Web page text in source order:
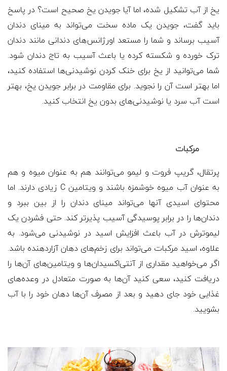
یخ از آب تشکیل شده، اما آیا جویدن یخ صحیح است؟ در پاسخ
باید گفت، جویدن یک ماده سخت می‌تواند به مینای دندان
آسیب برساند و شما را مستعد اورژانس‌های دندانی مانند دندان
ترک خورده و شکسته کرده یا باعث آسیب به تاج دندان شود.
شما می‌توانید از یخ برای خنک کردن نوشیدنی‌ها استفاده کنید،
اما بهتر است آن را نجوید. برای مقاومت در برابر جویدن یخ، بهتر
است آب سرد یا نوشیدنی‌های بدون یخ انتخاب کنید.
مرکبات
پرتقال، گریپ فروت و لیمو می‌توانند هم به عنوان میوه و هم
به عنوان آب میوه خوشمزه باشند و ویتامین C زیادی دارند. اما
محتوای اسیدی آنها می‌تواند مینای دندان را از بین ببرد و
دندان‌ها را در برابر پوسیدگی آسیب پذیرتر کند. حتی فشردن یک
لیموترش در آب باعث افزایش اسید در نوشیدنی می‌شود. به
علاوه، اسید مرکبات می‌تواند برای زخم‌های دهان آزاردهنده باشد.
اگر می‌خواهید مقداری از آنتی‌اکسیدان‌ها و ویتامین‌های آن‌ها را
دریافت کنید، سعی کنید آن‌ها به صورت متعادل در وعده‌های
غذایی خود جای دهید و بعد از مصرف آن‌ها دهان خود را با آب
بشویید.